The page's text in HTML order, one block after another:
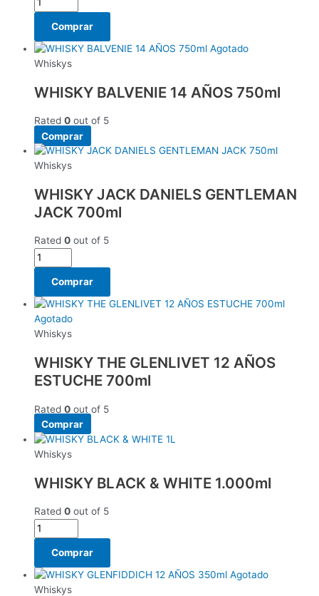
Comprar
Agotado
Whiskys
WHISKY BALVENIE 14 AÑOS 750ml
Rated 0 out of 5
Comprar
Whiskys
WHISKY JACK DANIELS GENTLEMAN
JACK 700ml
Rated 0 out of 5
Comprar
Agotado
Whiskys
WHISKY THE GLENLIVET 12 AÑOS
ESTUCHE 700ml
Rated 0 out of 5
Comprar
Whiskys
WHISKY BLACK & WHITE 1.000ml
Rated 0 out of 5
Comprar
Agotado
Whiskys